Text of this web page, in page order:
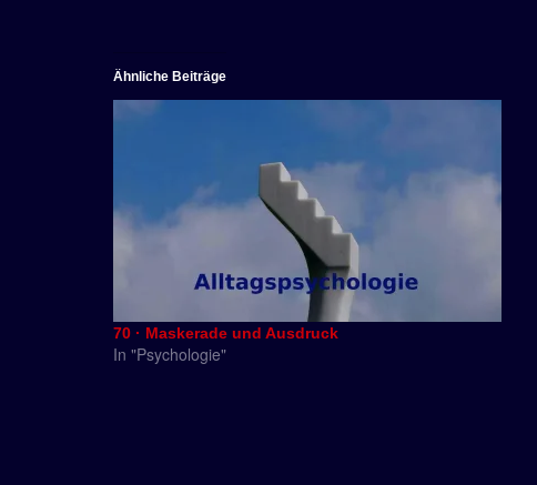
Ähnliche Beiträge
70 · Maskerade und Ausdruck
In "Psychologie"